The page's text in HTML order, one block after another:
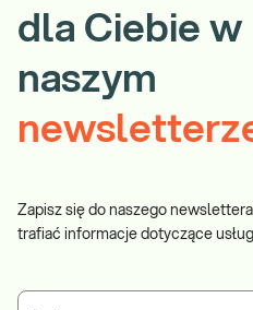
dla Ciebie w
naszym
Zapisz się do naszego
trafiać informacje dotyczące